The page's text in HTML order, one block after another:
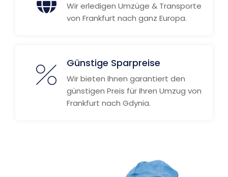
Wir erledigen Umzüge & Transporte
von Frankfurt nach ganz Europa.
Günstige Sparpreise
Wir bieten Ihnen garantiert den
günstigen Preis für Ihren Umzug von
Frankfurt nach Gdynia.